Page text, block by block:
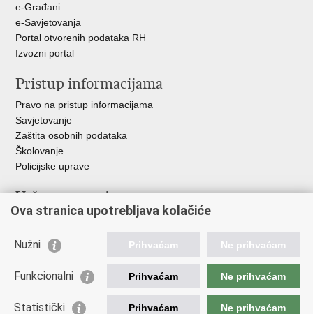
e-Građani
e-Savjetovanja
Portal otvorenih podataka RH
Izvozni portal
Pristup informacijama
Pravo na pristup informacijama
Savjetovanje
Zaštita osobnih podataka
Školovanje
Policijske uprave
Važne poveznice
Ministarstvo unutarnjih poslova
Muzej policije
Centar za mentalno zdravlje
Centar za forenzična ispitivanja, istraživanja i vještačenja "Ivan
Ova stranica upotrebljava kolačiće
Nužni Prihvaćam Ne prihvaćam
Funkcionalni Prihvaćam Ne prihvaćam
Statistički Prihvaćam Ne prihvaćam